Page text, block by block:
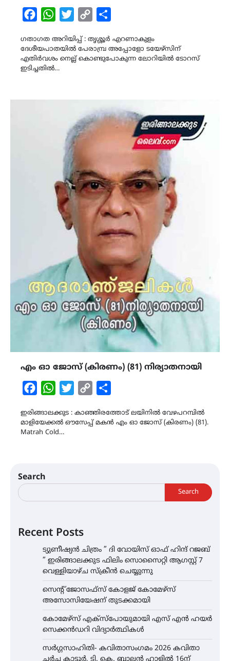
FacebookWhatsAppTwitterCopy
ഗതാഗത അറിയിപ്പ് : തൃശ്ശൂർ എറണാകുളം
ദേശീയപാതയിൽ പേരാമ്പ്ര അപ്പോളോ ടയേഴ്സിന്
എതിർവശം നെല്ല് കൊണ്ടുപോകുന്ന ലോറിയിൽ ടോറസ്
ഇടിച്ചതിൽ…
എം ഓ ജോസ് (കിരണം) (81) നിര്യാതനായി
FacebookWhatsAppTwitterCopy
ഇരിങ്ങാലക്കുട : കാഞ്ഞിരത്തോട് ലയിനിൽ വേഴപറമ്പിൽ
മാളിയേക്കൽ ഔസേപ്പ് മകൻ എം ഓ ജോസ് (കിരണം) (81).
Matrah Cold…
Search
Search
Recent Posts
ട്യുണീഷ്യൻ ചിത്രം ” ദി വോയിസ് ഓഫ് ഹിന്ദ് റജബ്
” ഇരിങ്ങാലക്കുട ഫിലിം സൊസൈറ്റി ആഗസ്റ്റ് 7
വെള്ളിയാഴ്ച സ്‌ക്രീൻ ചെയ്യുന്നു
സെന്റ് ജോസഫ്സ് കോളജ് കോമേഴ്‌സ്
അസോസിയേഷന് തുടക്കമായി
കോമേഴ്സ് എക്സ്പോയുമായി എസ് എൻ ഹയർ
സെക്കൻഡറി വിദ്യാർത്ഥികൾ
സർഗ്ഗസാഹിതി- കവിതാസംഗമം 2026 കവിതാ
ചർച്ച കാട്ടൂർ, ടി. കെ. ബാലൻ ഹാളിൽ 16ന്